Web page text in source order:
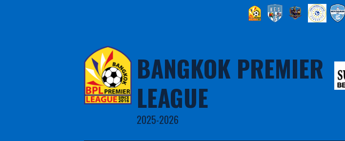
BANGKOK PREMIER
LEAGUE
2025-2026